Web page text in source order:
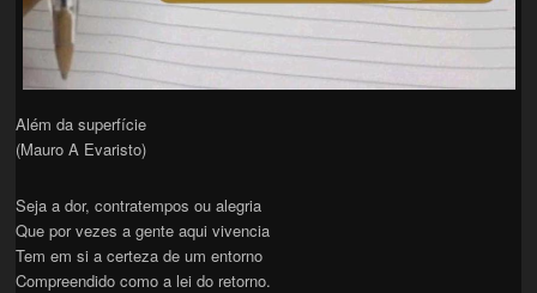
Além da superfície
(Mauro A Evaristo)
Seja a dor, contratempos ou alegria
Que por vezes a gente aqui vivencia
Tem em si a certeza de um entorno
Compreendido como a lei do retorno.